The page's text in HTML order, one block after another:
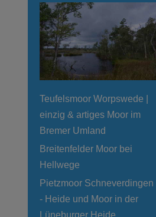
Teufelsmoor Worpswede |
einzig & artiges Moor im
Bremer Umland
Breitenfelder Moor bei
Hellwege
Pietzmoor Schneverdingen
- Heide und Moor in der